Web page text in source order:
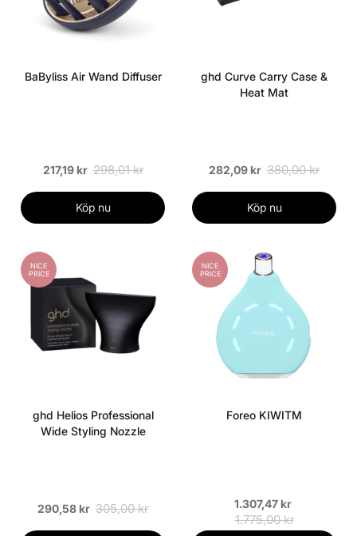
BaByliss Air Wand Diffuser
217,19 kr 298,01 kr
Köp nu
ghd Curve Carry Case &
Heat Mat
282,09 kr 380,00 kr
Köp nu
NICE
PRICE
ghd Helios Professional
Wide Styling Nozzle
290,58 kr 305,00 kr
NICE
PRICE
Foreo KIWITM
1.307,47 kr
1.775,00 kr